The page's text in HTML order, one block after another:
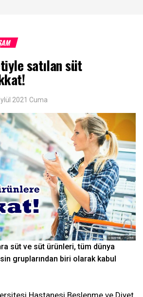
satılan süt
2021 Cuma
süt ve süt ürünleri, tüm dünya
gruplarından biri olarak kabul
Hastanesi Beslenme ve Diyet